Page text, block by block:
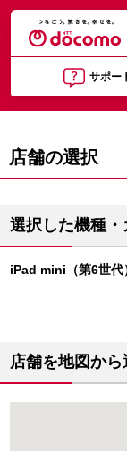
サポー
店舗の選択
選択した機種・
iPad mini（第6世代
店舗を地図から